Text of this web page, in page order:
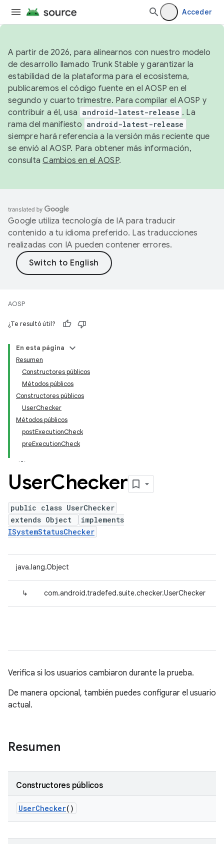
Acceder
A partir de 2026, para alinearnos con nuestro modelo
de desarrollo llamado Trunk Stable y garantizar la
estabilidad de la plataforma para el ecosistema,
publicaremos el código fuente en el AOSP en el
segundo y cuarto trimestre. Para compilar el AOSP y
contribuir a él, usa android-latest-release . La
rama del manifiesto android-latest-release
siempre hará referencia a la versión más reciente que
se envió al AOSP. Para obtener más información,
consultaCambios en el AOSP.
Google utiliza tecnología de IA para traducir
contenido a tu idioma preferido. Las traducciones
realizadas con IA pueden contener errores.
AOSP
¿Te resultó útil?
En esta página
Resumen
Constructores públicos
Métodos públicos
Constructores públicos
UserChecker
Métodos públicos
postExecutionCheck
preExecutionCheck
UserChecker
public class UserChecker
extends Object
implements
ISystemStatusChecker
java.lang.Object
↳ com.android.tradefed.suite.checker.UserChecker
Verifica si los usuarios cambiaron durante la prueba.
De manera opcional, también puedes configurar el usuario
actual.
Resumen
Constructores públicos
UserChecker()